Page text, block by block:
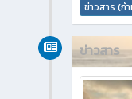
ข่าวสาร (ก
ข่าวสาร